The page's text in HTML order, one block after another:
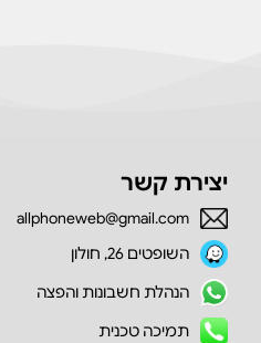
יצירת קשר
allphoneweb@gmail.com
השופטים 26, חולון
הנהלת חשבונות והפצה
תמיכה טכנית